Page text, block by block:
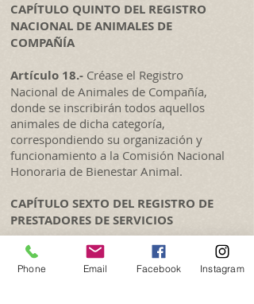
CAPÍTULO QUINTO DEL REGISTRO
NACIONAL DE ANIMALES DE
COMPAÑÍA
Artículo 18.- Créase el Registro
Nacional de Animales de Compañía,
donde se inscribirán todos aquellos
animales de dicha categoría,
correspondiendo su organización y
funcionamiento a la Comisión Nacional
Honoraria de Bienestar Animal.
CAPÍTULO SEXTO DEL REGISTRO DE
PRESTADORES DE SERVICIOS
Artículo 19.
- Créase en la órbita de la
Comisión Nacional Honoraria de
Phone Email Facebook Instagram